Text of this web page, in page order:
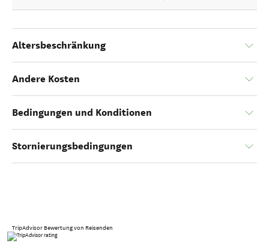
Altersbeschränkung
Andere Kosten
Bedingungen und Konditionen
Stornierungsbedingungen
TripAdvisor Bewertung von Reisenden